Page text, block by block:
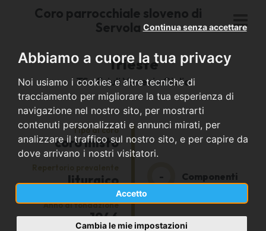
Abbiamo a cuore la tua privacy
Noi usiamo i cookies e altre tecniche di
tracciamento per migliorare la tua esperienza di
navigazione nel nostro sito, per mostrarti
contenuti personalizzati e annunci mirati, per
analizzare il traffico sul nostro sito, e per capire da
dove arrivano i nostri visitatori.
Accetto
Continua senza accettare
Cambia le mie impostazioni
Coro parrocchiale sloveno di
Servola
Trieste
TS - Friuli Venezia Giulia
Tipo di coro
coro misto
liturgico
Anno di fondazione
1946
- Componenti